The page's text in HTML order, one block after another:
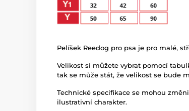
Pelíšek Reedog pro psa je pro malé,
Velikost si můžete vybrat pomocí
tak se může stát, že velikost se bude
Technické specifikace se mohou
ilustrativní charakter.